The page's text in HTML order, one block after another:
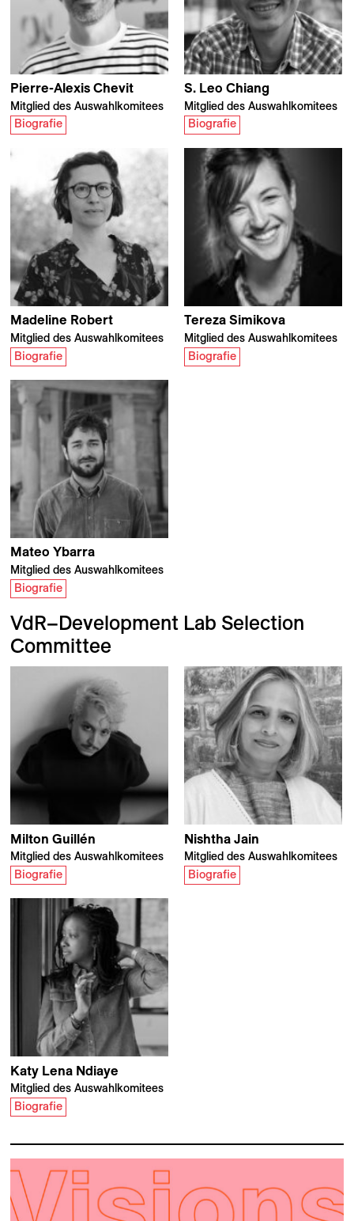
Pierre-Alexis Chevit
Mitglied des Auswahlkomitees
Biografie
S. Leo Chiang
Mitglied des Auswahlkomitees
Biografie
Madeline Robert
Mitglied des Auswahlkomitees
Biografie
Tereza Simikova
Mitglied des Auswahlkomitees
Biografie
Mateo Ybarra
Mitglied des Auswahlkomitees
Biografie
VdR–Development Lab Selection
Committee
Milton Guillén
Mitglied des Auswahlkomitees
Biografie
Nishtha Jain
Mitglied des Auswahlkomitees
Biografie
Katy Lena Ndiaye
Mitglied des Auswahlkomitees
Biografie